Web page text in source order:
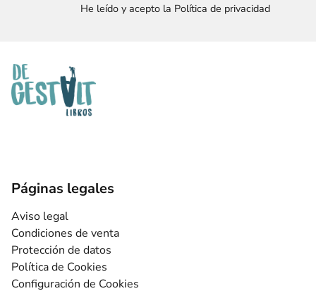
He leído y acepto la Política de privacidad
Páginas legales
Aviso legal
Condiciones de venta
Protección de datos
Política de Cookies
Configuración de Cookies